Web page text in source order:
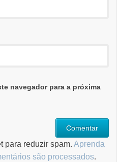
navegador para a próxima
para reduzir spam.Aprenda
são processados.